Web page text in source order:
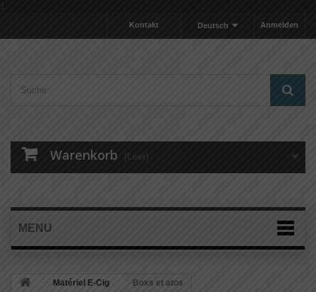
1
Anmelden
Deutsch
Kontakt
Warenkorb (Leer)
MENU
Matériel E-Cig Boxs et atos